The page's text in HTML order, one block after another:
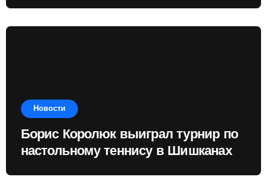
Новости
Борис Королюк выиграл турнир по
настольному теннису в Шишканах